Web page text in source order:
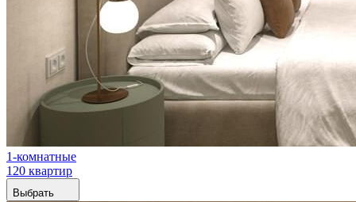
1-комнатные
120 квартир
Выбрать